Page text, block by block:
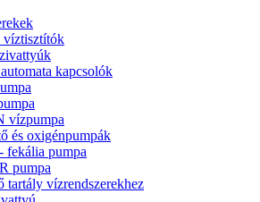
kapcsolók
vízpumpa
és oxigénpumpák
fekália pumpa
pumpa
tartály vízrendszerekhez